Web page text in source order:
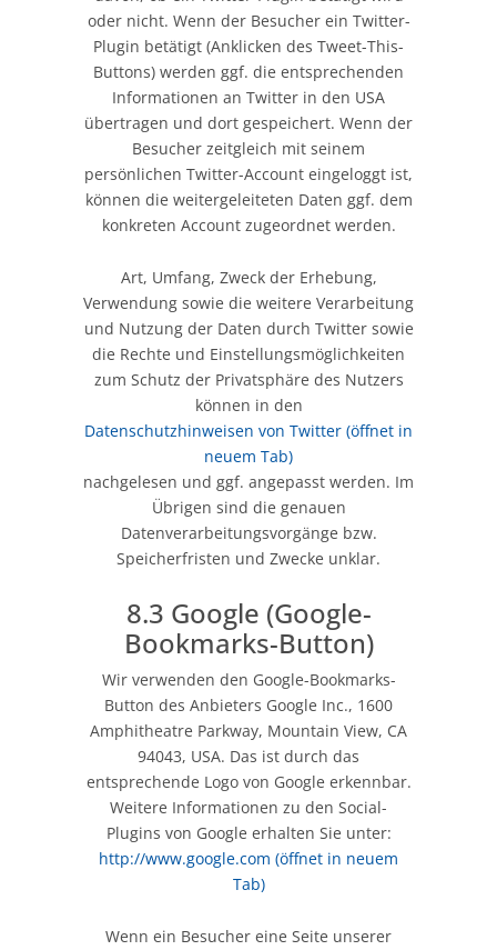
oder nicht. Wenn der Besucher ein Twitter-
Plugin betätigt (Anklicken des Tweet-This-
Buttons) werden ggf. die entsprechenden
Informationen an Twitter in den USA
übertragen und dort gespeichert. Wenn der
Besucher zeitgleich mit seinem
persönlichen Twitter-Account eingeloggt ist,
können die weitergeleiteten Daten ggf. dem
konkreten Account zugeordnet werden.
Art, Umfang, Zweck der Erhebung,
Verwendung sowie die weitere Verarbeitung
und Nutzung der Daten durch Twitter sowie
die Rechte und Einstellungsmöglichkeiten
zum Schutz der Privatsphäre des Nutzers
können in den
Datenschutzhinweisen von Twitter (öffnet in
neuem Tab)
nachgelesen und ggf. angepasst werden. Im
Übrigen sind die genauen
Datenverarbeitungsvorgänge bzw.
Speicherfristen und Zwecke unklar.
8.3 Google (Google-
Bookmarks-Button)
Wir verwenden den Google-Bookmarks-
Button des Anbieters Google Inc., 1600
Amphitheatre Parkway, Mountain View, CA
94043, USA. Das ist durch das
entsprechende Logo von Google erkennbar.
Weitere Informationen zu den Social-
Plugins von Google erhalten Sie unter:
http://www.google.com (öffnet in neuem
Tab)
Wenn ein Besucher eine Seite unserer